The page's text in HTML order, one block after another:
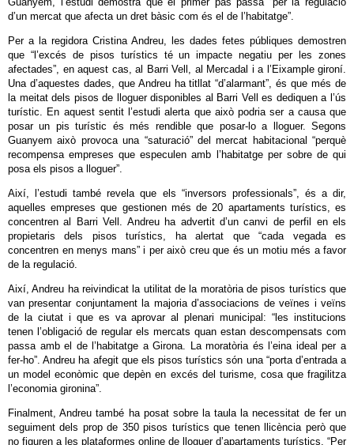
d’un mercat que afecta un dret bàsic com és el de l’habitatge”.
Per a la regidora Cristina Andreu, les dades fetes públiques demostren
que “l’excés de pisos turístics té un impacte negatiu per les zones
afectades”, en aquest cas, al Barri Vell, al Mercadal i a l’Eixample gironí.
Una d’aquestes dades, que Andreu ha titllat “d’alarmant”, és que més de
la meitat dels pisos de lloguer disponibles al Barri Vell es dediquen a l’ús
turístic. En aquest sentit l’estudi alerta que això podria ser a causa que
posar un pis turístic és més rendible que posar-lo a lloguer. Segons
Guanyem això provoca una “saturació” del mercat habitacional “perquè
recompensa empreses que especulen amb l’habitatge per sobre de qui
posa els pisos a lloguer”.
Així, l’estudi també revela que els “inversors professionals”, és a dir,
aquelles empreses que gestionen més de 20 apartaments turístics, es
concentren al Barri Vell. Andreu ha advertit d’un canvi de perfil en els
propietaris dels pisos turístics, ha alertat que “cada vegada es
concentren en menys mans” i per això creu que és un motiu més a favor
de la regulació.
Així, Andreu ha reivindicat la utilitat de la moratòria de pisos turístics que
van presentar conjuntament la majoria d’associacions de veïnes i veïns
de la ciutat i que es va aprovar al plenari municipal: “les institucions
tenen l’obligació de regular els mercats quan estan descompensats com
passa amb el de l’habitatge a Girona. La moratòria és l’eina ideal per a
fer-ho”. Andreu ha afegit que els pisos turístics són una “porta d’entrada a
un model econòmic que depèn en excés del turisme, cosa que fragilitza
l’economia gironina”.
Finalment, Andreu també ha posat sobre la taula la necessitat de fer un
seguiment dels prop de 350 pisos turístics que tenen llicència però que
no figuren a les plataformes online de lloguer d’apartaments turístics. “Per